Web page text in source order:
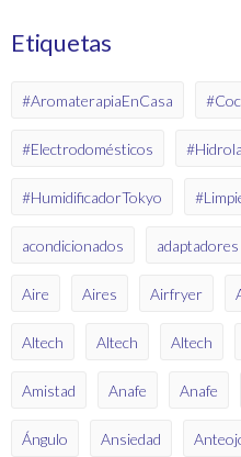
Etiquetas
#AromaterapiaEnCasa
#Electrodomésticos
#HumidificadorTokyo
acondicionados adaptadores
Aire Aires Airfryer
Altech Altech Altech
Amistad Anafe Anafe
Ángulo Ansiedad